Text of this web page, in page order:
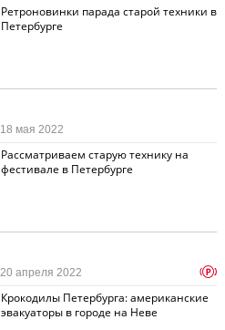
Ретроновинки парада старой техники в
Петербурге
Рассматриваем старую технику на
фестивале в Петербурге
18 мая 2022
Крокодилы Петербурга: американские
эвакуаторы в городе на Неве
20 апреля 2022 p